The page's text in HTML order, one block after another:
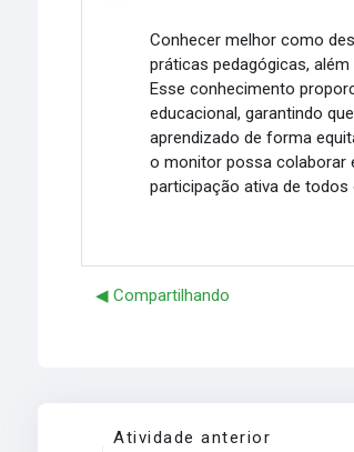
Conhecer melhor como
práticas pedagógicas,
Esse conhecimento
educacional, garantindo
aprendizado de forma
o monitor possa colaborar
participação ativa de
◀︎ Compartilhando
Atividade anterior